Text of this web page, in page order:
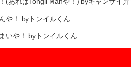
や！ byトンイルくん
いや！ byトンイルくん